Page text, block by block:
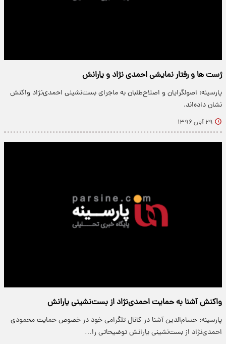
ژست ها و رفتار نمایشی احمدی نژاد و یارانش
پارسینه: اصولگرایان و اصلاح‌طلبان به ماجرای بست‌نشینی احمدی‌نژاد واکنش
نشان داده‌اند.
۲۹ آبان ۱۳۹۶
واکنش آشنا به حمایت احمدی‌نژاد از بست‌نشینی یارانش
پارسینه: حسام‌الدین آشنا در کانال تلگرامی خود در خصوص حمایت محمودی
احمدی‌نژاد از بست‌نشینی یارانش توضیحاتی را…